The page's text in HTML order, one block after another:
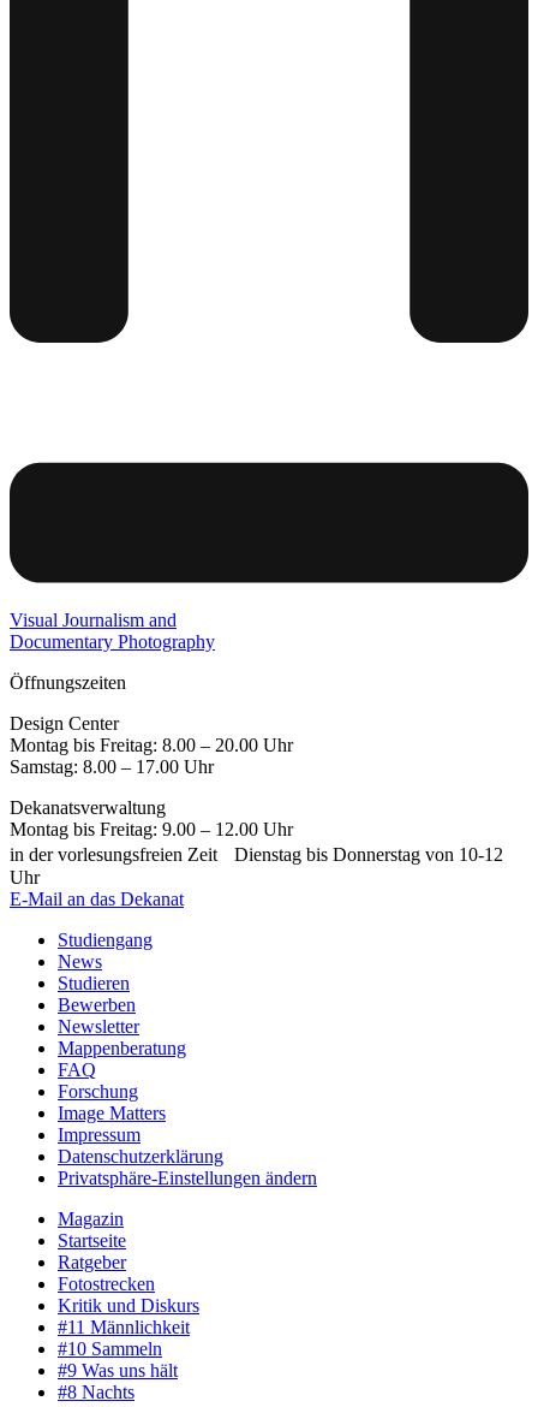
Visual Journalism and
Documentary Photography
Öffnungszeiten
Design Center
Montag bis Freitag: 8.00 – 20.00 Uhr
Samstag: 8.00 – 17.00 Uhr
Dekanatsverwaltung
Montag bis Freitag: 9.00 – 12.00 Uhr
in der vorlesungsfreien Zeit Dienstag bis Donnerstag von 10-12
Uhr
E-Mail an das Dekanat
Studiengang
News
Studieren
Bewerben
Newsletter
Mappenberatung
FAQ
Forschung
Image Matters
Impressum
Datenschutzerklärung
Privatsphäre-Einstellungen ändern
Magazin
Startseite
Ratgeber
Fotostrecken
Kritik und Diskurs
#11 Männlichkeit
#10 Sammeln
#9 Was uns hält
#8 Nachts